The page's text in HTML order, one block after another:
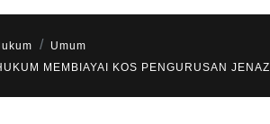
Umum
MEMBIAYAI KOS PENGURUSAN